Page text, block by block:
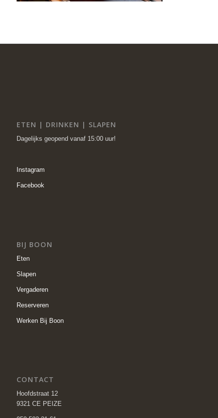
ETEN | DRINKEN | SLAPEN
Dagelijks geopend vanaf 15:00 uur!
Instagram
Facebook
BIJ BOON
Eten
Slapen
Vergaderen
Reserveren
Werken Bij Boon
CONTACT
Hoofdstraat 12
9321 CE PEIZE